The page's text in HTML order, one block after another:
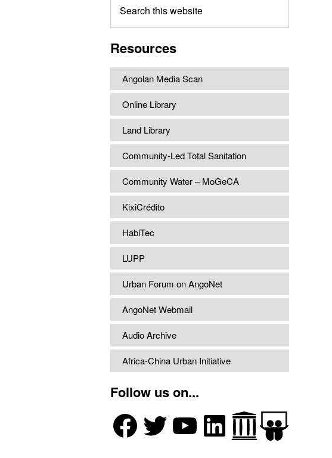
this
Resources
Angolan Media Scan
Online Library
Land Library
Community-Led Total Sanitation
Community Water – MoGeCA
KixiCrédito
HabiTec
LUPP
Urban Forum on AngoNet
AngoNet Webmail
Audio Archive
Africa-China Urban Initiative
Follow us on...